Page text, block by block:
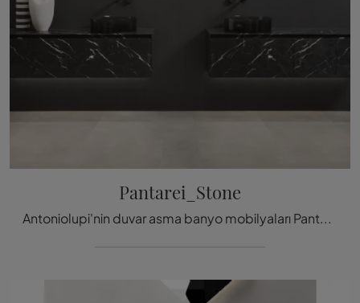
Pantarei_Stone
Antoniolupi'nin duvar asma banyo mobilyaları Pantarei_Stone: mermer tasarım banyo mobilyalarını ke